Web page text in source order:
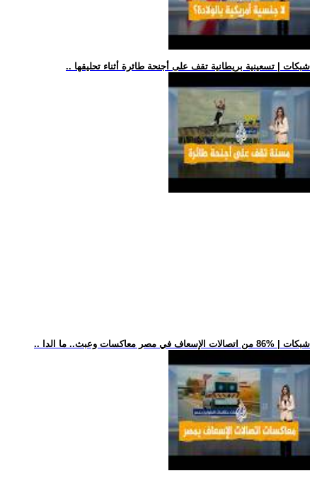
.. شبكات | تسعينية بريطانية تقف على أجنحة طائرة أثناء تحليقها
.. شبكات | %86 من اتصالات الإسعاف في مصر معاكسات وعبث.. ما الدا